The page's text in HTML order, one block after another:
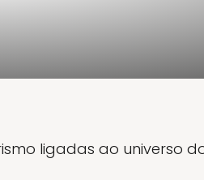
ligadas ao universo